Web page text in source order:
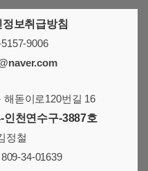
정보취급방침
9006
돋이로120번길 16
인천연수구-3887호
정철
34-01639